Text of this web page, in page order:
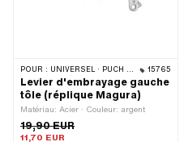
POUR : UNIVERSEL · PUCH · SACHS · ZÜNDAPP BELMONDO · CILO · KREIDLER 15765
Levier d'embrayage gauche
tôle (réplique Magura)
Matériau: Acier · Couleur: argent
19,90 EUR
11,70 EUR